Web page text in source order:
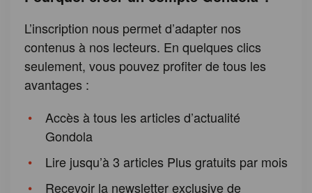
L’inscription nous permet d’adapter nos
contenus à nos lecteurs. En quelques clics
seulement, vous pouvez profiter de tous les
avantages :
Accès à tous les articles d’actualité
Gondola
Lire jusqu’à 3 articles Plus gratuits par mois
Recevoir la newsletter exclusive de